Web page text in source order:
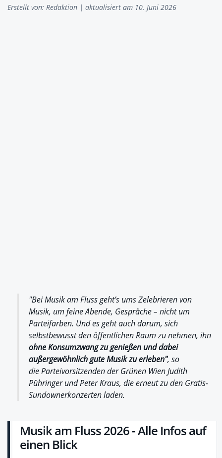
Erstellt von: Redaktion | aktualisiert am 10. Juni 2026
"Bei Musik am Fluss geht’s ums Zelebrieren von
Musik, um feine Abende, Gespräche – nicht um
Parteifarben. Und es geht auch darum, sich
selbstbewusst den öffentlichen Raum zu nehmen, ihn
ohne Konsumzwang zu genießen und dabei
außergewöhnlich gute Musik zu erleben", so
die Parteivorsitzenden der Grünen Wien Judith
Pühringer und Peter Kraus, die erneut zu den Gratis-
Sundownerkonzerten laden.
Musik am Fluss 2026 - Alle Infos auf
einen Blick